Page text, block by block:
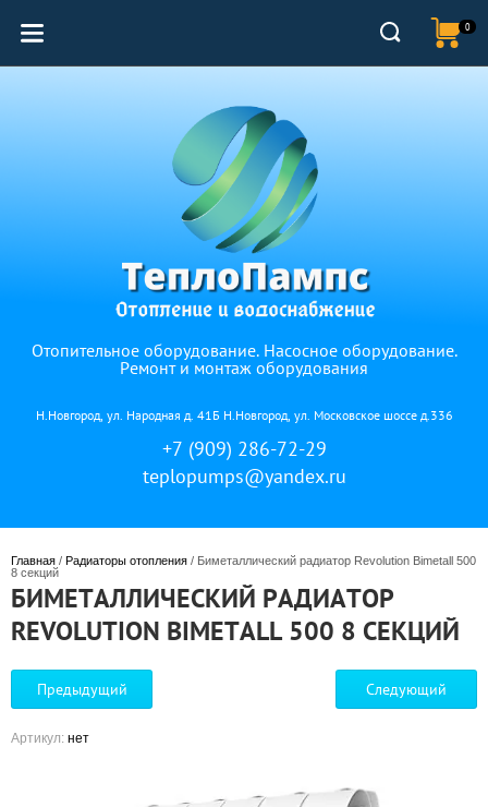
Отопительное оборудование. Насосное оборудование.
Ремонт и монтаж оборудования
Н.Новгород, ул. Народная д. 41Б Н.Новгород, ул. Московское шоссе д.336
+7 (909) 286-72-29
teplopumps@yandex.ru
0
Главная / Радиаторы отопления / Биметаллический радиатор Revolution Bimetall 500
8 секций
БИМЕТАЛЛИЧЕСКИЙ РАДИАТОР
REVOLUTION BIMETALL 500 8 СЕКЦИЙ
Предыдущий Следующий
Артикул: нет